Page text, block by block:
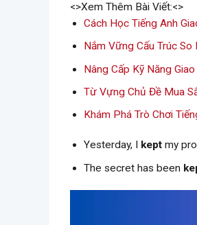
<>Xem Thêm Bài Viết:<>
Cách Học Tiếng Anh
Nắm Vững Cấu Trúc So
Nâng Cấp Kỹ Năng
Từ Vựng Chủ Đề Mua
Khám Phá Trò Chơi
Yesterday, I kept my
The secret has been